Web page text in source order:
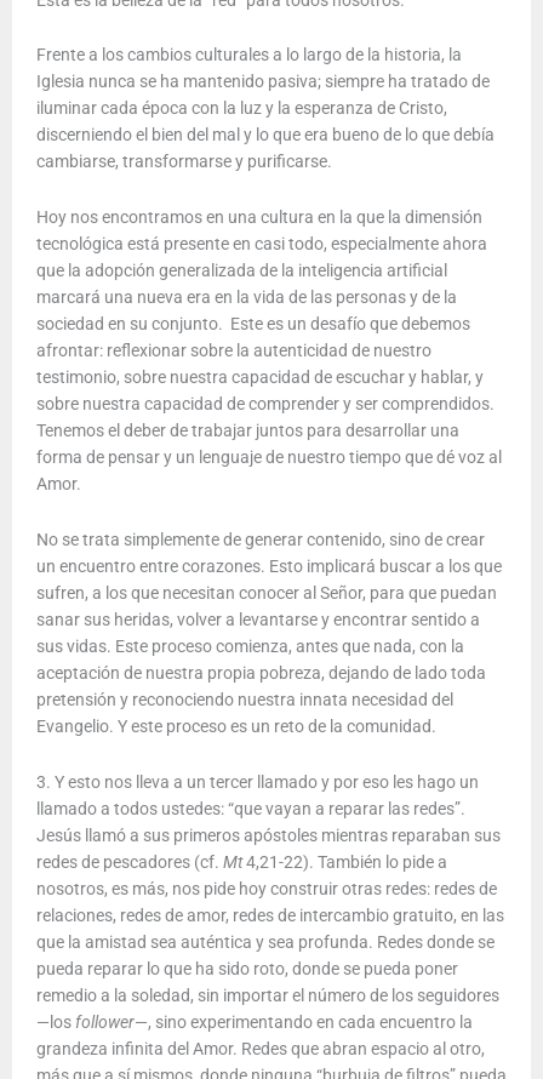
Frente a los cambios culturales a lo largo de la historia, la
Iglesia nunca se ha mantenido pasiva; siempre ha tratado de
iluminar cada época con la luz y la esperanza de Cristo,
discerniendo el bien del mal y lo que era bueno de lo que debía
cambiarse, transformarse y purificarse.
Hoy nos encontramos en una cultura en la que la dimensión
tecnológica está presente en casi todo, especialmente ahora
que la adopción generalizada de la inteligencia artificial
marcará una nueva era en la vida de las personas y de la
sociedad en su conjunto. Este es un desafío que debemos
afrontar: reflexionar sobre la autenticidad de nuestro
testimonio, sobre nuestra capacidad de escuchar y hablar, y
sobre nuestra capacidad de comprender y ser comprendidos.
Tenemos el deber de trabajar juntos para desarrollar una
forma de pensar y un lenguaje de nuestro tiempo que dé voz al
Amor.
No se trata simplemente de generar contenido, sino de crear
un encuentro entre corazones. Esto implicará buscar a los que
sufren, a los que necesitan conocer al Señor, para que puedan
sanar sus heridas, volver a levantarse y encontrar sentido a
sus vidas. Este proceso comienza, antes que nada, con la
aceptación de nuestra propia pobreza, dejando de lado toda
pretensión y reconociendo nuestra innata necesidad del
Evangelio. Y este proceso es un reto de la comunidad.
3. Y esto nos lleva a un tercer llamado y por eso les hago un
llamado a todos ustedes: “que vayan a reparar las redes”.
Jesús llamó a sus primeros apóstoles mientras reparaban sus
redes de pescadores (cf. Mt4,21-22). También lo pide a
nosotros, es más, nos pide hoy construir otras redes: redes de
relaciones, redes de amor, redes de intercambio gratuito, en las
que la amistad sea auténtica y sea profunda. Redes donde se
pueda reparar lo que ha sido roto, donde se pueda poner
remedio a la soledad, sin importar el número de los seguidores
—los follower—, sino experimentando en cada encuentro la
grandeza infinita del Amor. Redes que abran espacio al otro,